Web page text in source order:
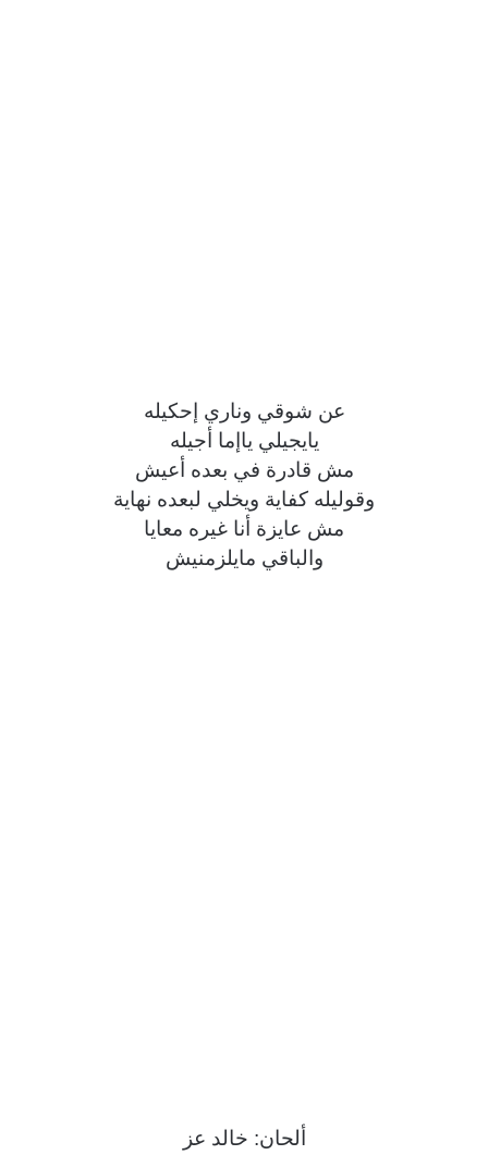
عن شوقي وناري إحكيله
يايجيلي ياإما أجيله
مش قادرة في بعده أعيش
وقوليله كفاية ويخلي لبعده نهاية
مش عايزة أنا غيره معايا
والباقي مايلزمنيش
ألحان: خالد عز